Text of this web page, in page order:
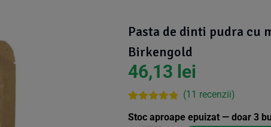
Pasta de dinti pudra cu
Birkengold
46,13 lei
out of 5
(11 recenzii)
Stoc aproape epuizat — doar3